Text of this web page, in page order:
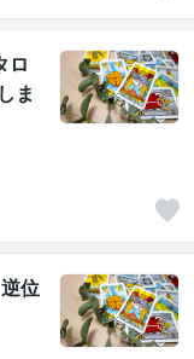
ロ
ま
位